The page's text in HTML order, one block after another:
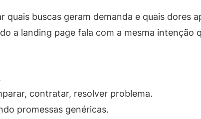
buscas geram demanda e quais dores
a landing page fala com a mesma intenção
contratar, resolver problema.
promessas genéricas.